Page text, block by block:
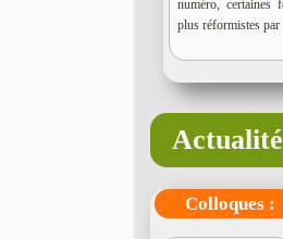
numéro, certaines
plus réformistes par
Colloques :